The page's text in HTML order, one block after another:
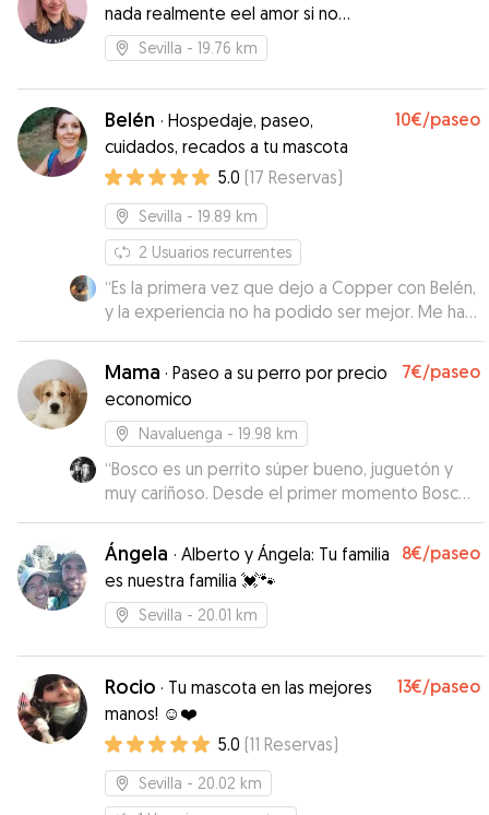
nada realmente eel amor si no
queremos a los animales.
Sevilla - 19.76 km
Belén · Hospedaje, paseo,
cuidados, recados a tu mascota
10€/paseo
5.0 (17 Reservas)
Sevilla - 19.89 km
2 Usuarios recurrentes
“Es la primera vez que dejo a Copper con Belén,
y la experiencia no ha podido ser mejor. Me ha
enviado fotos y vídeos de Copper
continuamente, lo cual le agradezco mucho
porque me daba confianza y tranquilidad.
Repetimos seguro. 100% recomendable.
Mama · Paseo a su perro por precio
economico
7€/paseo
Navaluenga - 19.98 km
“Bosco es un perrito súper bueno, juguetón y
muy cariñoso. Desde el primer momento Bosco
y yo hemos hecho buenas migas. Me ha
encantado poder cuidarle.
Ángela · Alberto y Ángela: Tu familia
es nuestra familia 💓🐾
8€/paseo
Sevilla - 20.01 km
Rocio · Tu mascota en las mejores
manos! ☺️❤️
13€/paseo
5.0 (11 Reservas)
Sevilla - 20.02 km